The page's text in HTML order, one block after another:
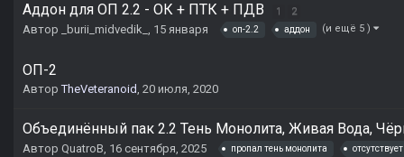
Аддон для ОП 2.2 - ОК + ПТК + ПДВ 1 2
Автор _burii_midvedik_ , 15 января оп-2.2 аддон (и ещё 5 )
ОП-2
АвторTheVeteranoid, 20 июля, 2020
Объединённый пак 2.2 Тень Монолита, Живая Вода,
Автор QuatroB, 16 сентября, 2025 пропал тень монолита